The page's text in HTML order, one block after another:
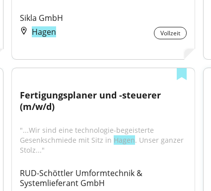
Sikla GmbH
Hagen
Vollzeit
Fertigungsplaner und -steuerer
(m/w/d)
"...Wir sind eine technologie-begeisterte
Gesenkschmiede mit Sitz in Hagen. Unser ganzer
Stolz..."
RUD-Schöttler Umformtechnik &
Systemlieferant GmbH